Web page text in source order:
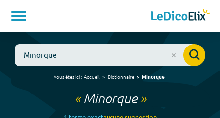
Vous êtes ici : Accueil Dictionnaire Minorque
« Minorque»